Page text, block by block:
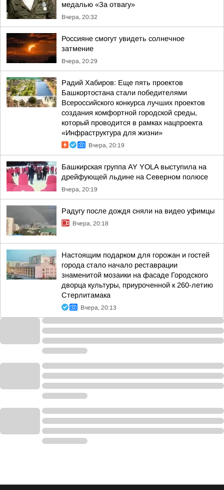
медалью «За отвагу»
Вчера, 20:32
Россияне смогут увидеть солнечное
затмение
Вчера, 20:29
Радий Хабиров: Еще пять проектов
Башкортостана стали победителями
Всероссийского конкурса лучших проектов
создания комфортной городской среды,
который проводится в рамках нацпроекта
«Инфраструктура для жизни»
Вчера, 20:19
Башкирская группа AY YOLA выступила на
дрейфующей льдине на Северном полюсе
Вчера, 20:19
Радугу после дождя сняли на видео уфимцы
Вчера, 20:18
Настоящим подарком для горожан и гостей
города стало начало реставрации
знаменитой мозаики на фасаде Городского
дворца культуры, приуроченной к 260-летию
Стерлитамака
Вчера, 20:13